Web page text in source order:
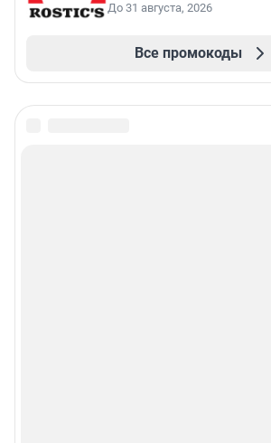
До 31 августа, 2026
Все промокоды